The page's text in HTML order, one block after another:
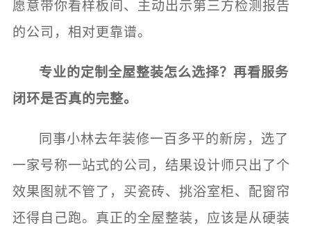
愿意带你看样板间、主动出示第三方检测报告
的公司，相对更靠谱。
专业的定制全屋整装怎么选择？再看服务
闭环是否真的完整。
同事小林去年装修一百多平的新房，选了
一家号称一站式的公司，结果设计师只出了个
效果图就不管了，买瓷砖、挑浴室柜、配窗帘
还得自己跑。真正的全屋整装，应该是从硬装